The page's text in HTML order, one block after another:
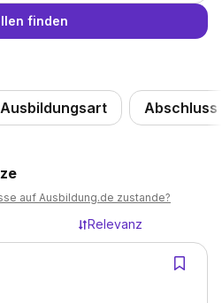
finden
Ausbildungsart Abschluss
auf Ausbildung.de zustande?
Relevanz